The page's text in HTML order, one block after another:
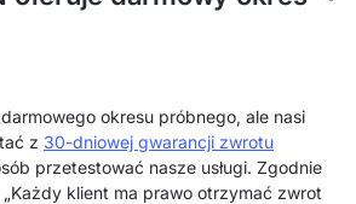
okresu próbnego, ale nasi
z 30-dniowej gwarancji zwrotu
przetestować nasze usługi. Zgodnie
„Każdy klient ma prawo otrzymać zwrot